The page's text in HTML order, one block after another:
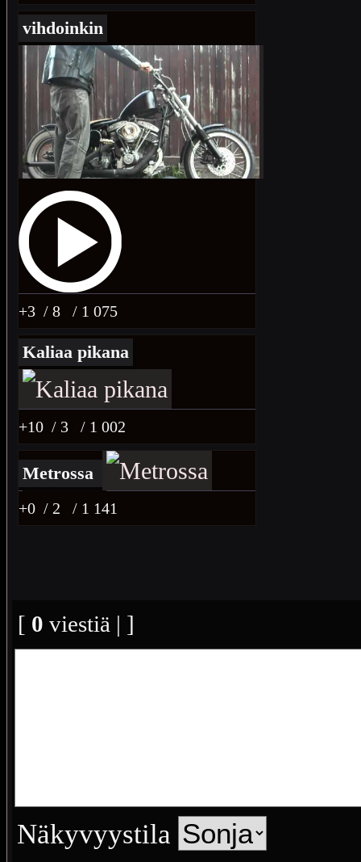
vihdoinkin
+3 / 8 / 1 075
Kaliaa pikana
+10 / 3 / 1 002
Metrossa
+0 / 2 / 1 141
[ 0 viestiä | ]
Näkyvyystila